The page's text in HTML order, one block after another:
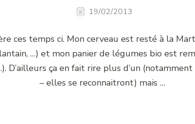
19/02/2013
ces temps ci. Mon cerveau est resté à la
…) et mon panier de légumes bio est
D’ailleurs ça en fait rire plus d’un
– elles se reconnaitront) mais …